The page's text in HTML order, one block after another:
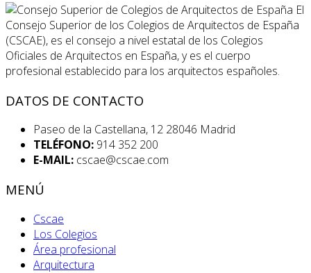
El
Consejo Superior de los Colegios de Arquitectos de España
(CSCAE), es el consejo a nivel estatal de los Colegios
Oficiales de Arquitectos en España, y es el cuerpo
profesional establecido para los arquitectos españoles.
DATOS DE CONTACTO
Paseo de la Castellana, 12 28046 Madrid
TELÉFONO: 914 352 200
E-MAIL: cscae@cscae.com
MENÚ
Cscae
Los Colegios
Área profesional
Arquitectura